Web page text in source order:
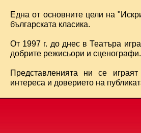
Една от основните цели на
българската класика.
От 1997 г. до днес в Театъра
добрите режисьори и сценографи.
Представленията ни се
интереса и доверието на